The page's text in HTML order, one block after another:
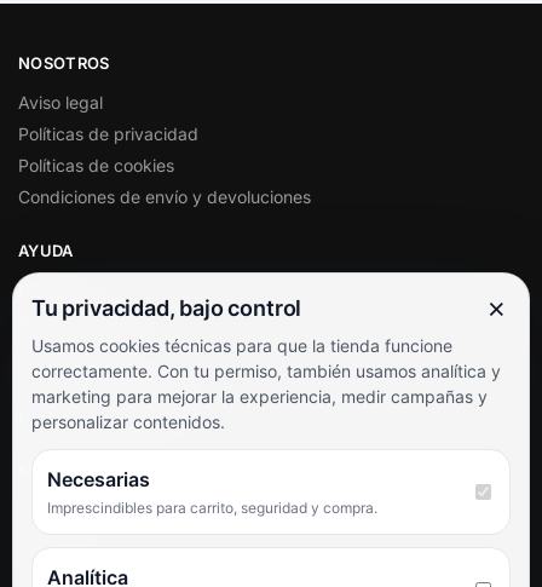
NOSOTROS
Aviso legal
Políticas de privacidad
Políticas de cookies
Condiciones de envío y devoluciones
AYUDA
Soporte al cliente
Contacto
Términos y condiciones
Preguntas frecuentes
SÍGUENOS
Facebook
TikTok
Tu privacidad, bajo control ×
Usamos cookies técnicas para que la tienda funcione
correctamente. Con tu permiso, también usamos analítica y
marketing para mejorar la experiencia, medir campañas y
personalizar contenidos.
Necesarias
Imprescindibles para carrito, seguridad y compra.
Analítica